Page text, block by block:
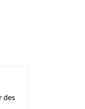
des